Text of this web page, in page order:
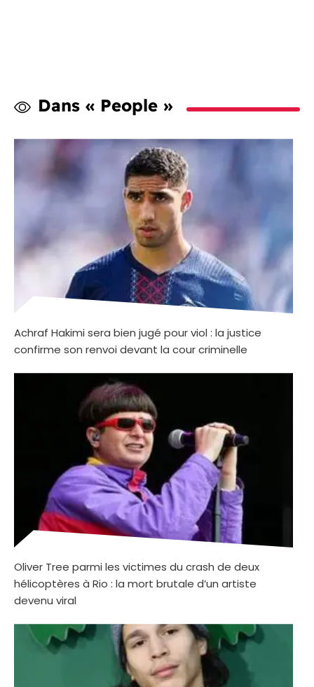
Dans « People »
Achraf Hakimi sera bien jugé pour viol : la justice
confirme son renvoi devant la cour criminelle
Oliver Tree parmi les victimes du crash de deux
hélicoptères à Rio : la mort brutale d’un artiste
devenu viral